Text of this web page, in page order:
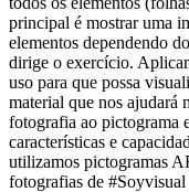
principal é mostrar uma
elementos dependendo
dirige o exercício.
uso para que possa
material que nos ajudará
fotografia ao pictograma
características e
utilizamos pictogramas
fotografias de